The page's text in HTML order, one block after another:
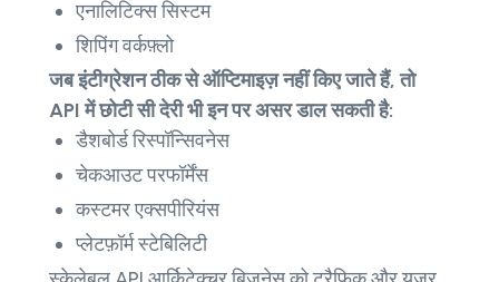
एनालिटिक्स सिस्टम
शिपिंग वर्कफ़्लो
जब इंटीग्रेशन ठीक से ऑप्टिमाइज़ नहीं किए जाते हैं, तो
API में छोटी सी देरी भी इन पर असर डाल सकती है:
डैशबोर्ड रिस्पॉन्सिवनेस
चेकआउट परफॉर्मेंस
कस्टमर एक्सपीरियंस
प्लेटफ़ॉर्म स्टेबिलिटी